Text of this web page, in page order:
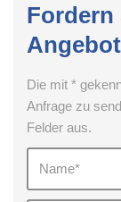
Fordern
Die mit *
Anfrage zu
Felder aus.